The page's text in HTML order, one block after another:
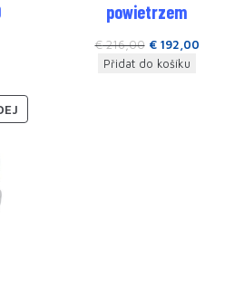
powietrzem
€216,00 €192,00
Přidat do košíku